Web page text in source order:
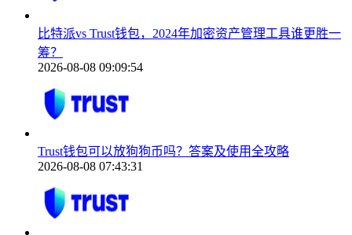
比特派vs Trust钱包，2024年加密资产管理工具谁更胜一
筹？
2026-08-08 09:09:54
Trust钱包可以放狗狗币吗？答案及使用全攻略
2026-08-08 07:43:31